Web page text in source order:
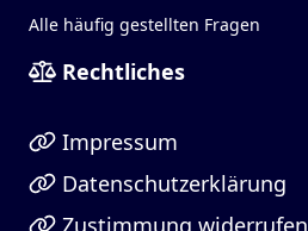
Alle häufig gestellten Fragen
Rechtliches
Impressum
Datenschutzerklärung
Zustimmung widerrufen